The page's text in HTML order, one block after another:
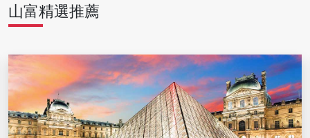
山富精選推薦